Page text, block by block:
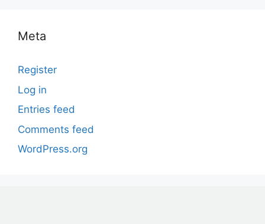
Meta
Register
Log in
Entries feed
Comments feed
WordPress.org